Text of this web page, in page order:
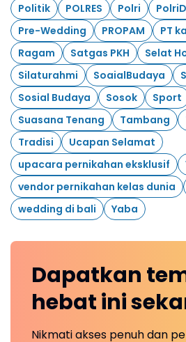
Politik
POLRES Polri
Pre-Wedding
PROPAM PT
Ragam
Satgas PKH Selat
Silaturahmi
SoaialBudaya
Sosial Budaya
Sosok Sport
Suasana Tenang
Tambang
Tradisi
Ucapan Selamat
upacara pernikahan eksklusif
vendor pernikahan kelas dunia
wedding di bali
Yaba
Dapatkan
hebat ini
Nikmati akses penuh dan